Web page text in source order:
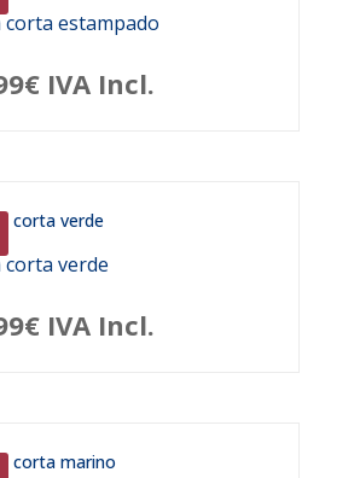
corta estampado
€El
es:
19,99€.
IVA Incl.
corta verde
€El
es:
IVA Incl.